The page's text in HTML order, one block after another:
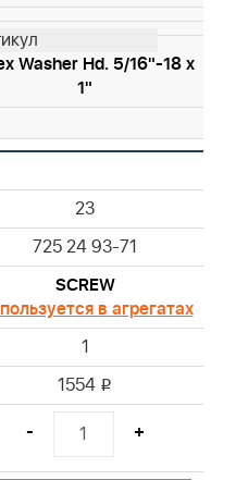
Washer Hd. 5/16"-18 x
1"
23
725 24 93-71
SCREW
в агрегатах
1
1554 i
- +